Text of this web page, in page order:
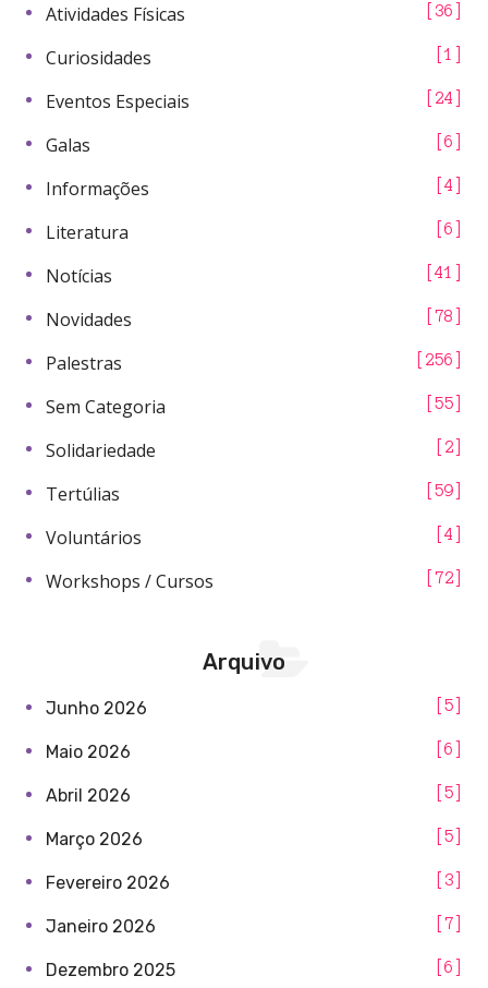
Atividades Físicas 36
Curiosidades 1
Eventos Especiais 24
Galas 6
Informações 4
Literatura 6
Notícias 41
Novidades 78
Palestras 256
Sem Categoria 55
Solidariedade 2
Tertúlias 59
Voluntários 4
Workshops / Cursos 72
Arquivo
Junho 2026 5
Maio 2026 6
Abril 2026 5
Março 2026 5
Fevereiro 2026 3
Janeiro 2026 7
Dezembro 2025 6